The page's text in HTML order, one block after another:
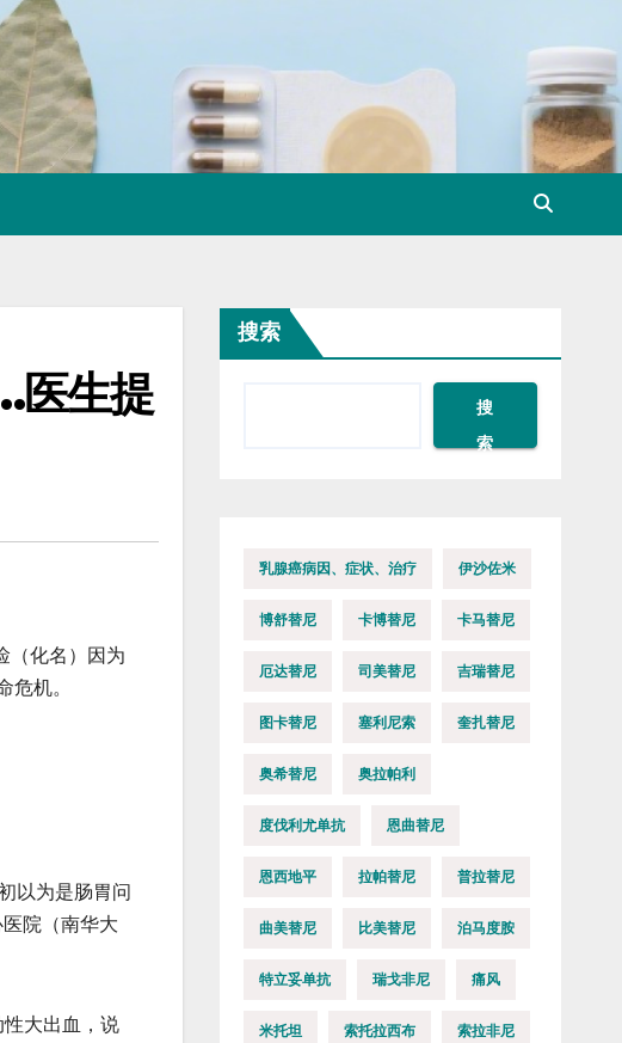
医生提
（化名）因为
危机。
以为是肠胃问
院（南华大
大出血，说
搜索
搜
索
乳腺癌病因、症状、治疗 伊沙佐米
博舒替尼 卡博替尼 卡马替尼
厄达替尼 司美替尼 吉瑞替尼
图卡替尼 塞利尼索 奎扎替尼
奥希替尼 奥拉帕利
度伐利尤单抗 恩曲替尼
恩西地平 拉帕替尼 普拉替尼
曲美替尼 比美替尼 泊马度胺
特立妥单抗 瑞戈非尼 痛风
米托坦 索托拉西布 索拉非尼